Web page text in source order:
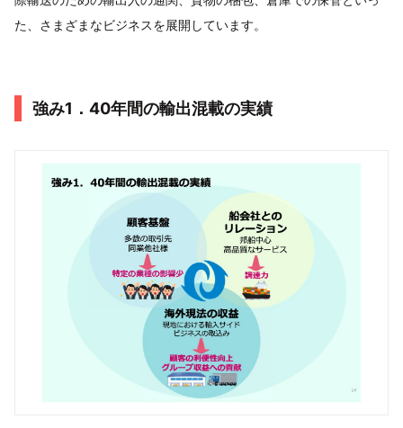
た、さまざまなビジネスを展開しています。
強み1．40年間の輸出混載の実績